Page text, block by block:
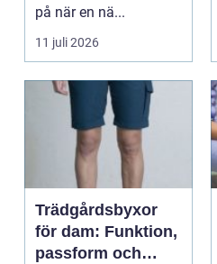
på när en nä...
11 juli 2026
Trädgårdsbyxor
för dam: Funktion,
passform och